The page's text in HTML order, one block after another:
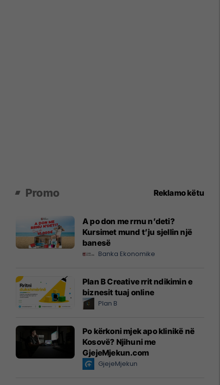
Promo Reklamo këtu
A po don me rrnu n’deti?
Kursimet mund t’ju sjellin një
banesë
Banka Ekonomike
Plan B Creative rrit ndikimin e
biznesit tuaj online
Plan B
Po kërkoni mjek apo klinikë në
Kosovë? Njihuni me
GjejeMjekun.com
GjejeMjekun